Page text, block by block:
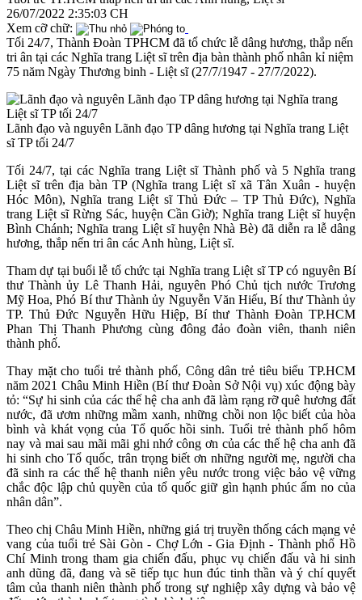
26/07/2022 2:35:03 CH
Xem cỡ chữ:
Tối 24/7, Thành Đoàn TPHCM đã tổ chức lễ dâng hương, thắp nến
tri ân tại các Nghĩa trang Liệt sĩ trên địa bàn thành phố nhân kỉ niệm
75 năm Ngày Thương binh - Liệt sĩ (27/7/1947 - 27/7/2022).
Lãnh đạo và nguyên Lãnh đạo TP dâng hương tại Nghĩa trang Liệt
sĩ TP tối 24/7
Tối 24/7, tại các Nghĩa trang Liệt sĩ Thành phố và 5 Nghĩa trang
Liệt sĩ trên địa bàn TP (Nghĩa trang Liệt sĩ xã Tân Xuân - huyện
Hóc Môn), Nghĩa trang Liệt sĩ Thủ Đức – TP Thủ Đức), Nghĩa
trang Liệt sĩ Rừng Sác, huyện Cần Giờ); Nghĩa trang Liệt sĩ huyện
Bình Chánh; Nghĩa trang Liệt sĩ huyện Nhà Bè) đã diễn ra lễ dâng
hương, thắp nến tri ân các Anh hùng, Liệt sĩ.
Tham dự tại buổi lễ tổ chức tại Nghĩa trang Liệt sĩ TP có nguyên Bí
thư Thành ủy Lê Thanh Hải, nguyên Phó Chủ tịch nước Trương
Mỹ Hoa, Phó Bí thư Thành ủy Nguyễn Văn Hiếu, Bí thư Thành ủy
TP. Thủ Đức Nguyễn Hữu Hiệp, Bí thư Thành Đoàn TP.HCM
Phan Thị Thanh Phương cùng đông đảo đoàn viên, thanh niên
thành phố.
Thay mặt cho tuổi trẻ thành phố, Công dân trẻ tiêu biểu TP.HCM
năm 2021 Châu Minh Hiền (Bí thư Đoàn Sở Nội vụ) xúc động bày
tỏ: “Sự hi sinh của các thế hệ cha anh đã làm rạng rỡ quê hương đất
nước, đã ươm những mầm xanh, những chồi non lộc biết của hòa
bình và khát vọng của Tổ quốc hồi sinh. Tuổi trẻ thành phố hôm
nay và mai sau mãi mãi ghi nhớ công ơn của các thế hệ cha anh đã
hi sinh cho Tổ quốc, trân trọng biết ơn những người mẹ, người cha
đã sinh ra các thế hệ thanh niên yêu nước trong việc bảo vệ vững
chắc độc lập chủ quyền của tổ quốc giữ gìn hạnh phúc ấm no của
nhân dân”.
Theo chị Châu Minh Hiền, những giá trị truyền thống cách mạng vẻ
vang của tuổi trẻ Sài Gòn - Chợ Lớn - Gia Định - Thành phố Hồ
Chí Minh trong tham gia chiến đấu, phục vụ chiến đấu và hi sinh
anh dũng đã, đang và sẽ tiếp tục hun đúc tinh thần và ý chí quyết
tâm của thanh niên thành phố trong sự nghiệp xây dựng và bảo vệ